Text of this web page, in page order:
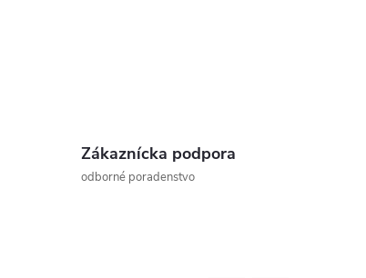
Zákaznícka podpora
odborné poradenstvo